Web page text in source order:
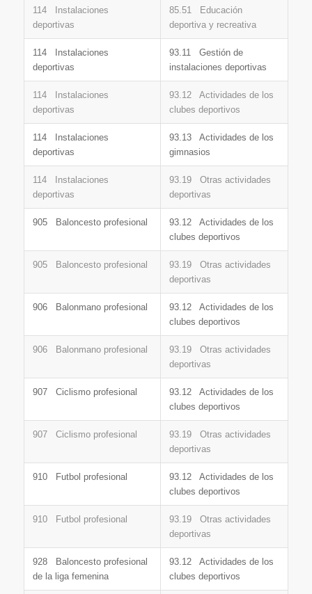
114 Instalaciones
deportivas
85.51 Educación
deportiva y recreativa
114 Instalaciones
deportivas
93.11 Gestión de
instalaciones deportivas
114 Instalaciones
deportivas
93.12 Actividades de los
clubes deportivos
114 Instalaciones
deportivas
93.13 Actividades de los
gimnasios
114 Instalaciones
deportivas
93.19 Otras actividades
deportivas
905 Baloncesto profesional
93.12 Actividades de los
clubes deportivos
905 Baloncesto profesional
93.19 Otras actividades
deportivas
906 Balonmano profesional
93.12 Actividades de los
clubes deportivos
906 Balonmano profesional
93.19 Otras actividades
deportivas
907 Ciclismo profesional
93.12 Actividades de los
clubes deportivos
907 Ciclismo profesional
93.19 Otras actividades
deportivas
910 Futbol profesional
93.12 Actividades de los
clubes deportivos
910 Futbol profesional
93.19 Otras actividades
deportivas
928 Baloncesto profesional
de la liga femenina
93.12 Actividades de los
clubes deportivos